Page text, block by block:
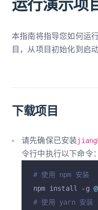
运行演示项
本指南将指导您如何运
目，从项目初始化到启
下载项目
请先确保已安装
令行中执行以下命令：
# 使用 npm 安装
npm install - g
# 使用 yarn 安装